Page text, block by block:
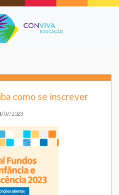
como se inscrever
07/2023